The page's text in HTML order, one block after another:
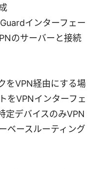
インターフェー
のサーバーと接続
をVPN経由にする場
をVPNインターフェ
定デバイスのみVPN
ベースルーティング